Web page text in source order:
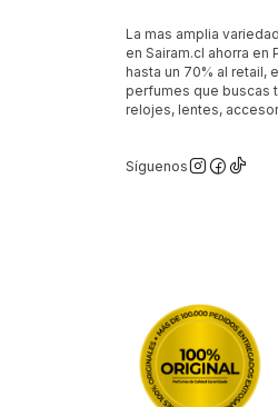
La mas amplia
en Sairam.cl ahorra en
hasta un 70% al retail,
perfumes que buscas
relojes, lentes,
Síguenos